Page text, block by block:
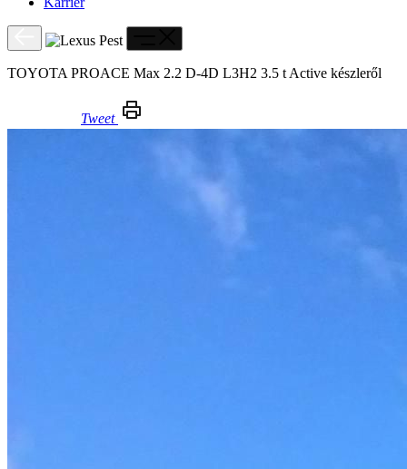
TOYOTA PROACE Max 2.2 D-4D L3H2 3.5 t Active készleről
Tweet